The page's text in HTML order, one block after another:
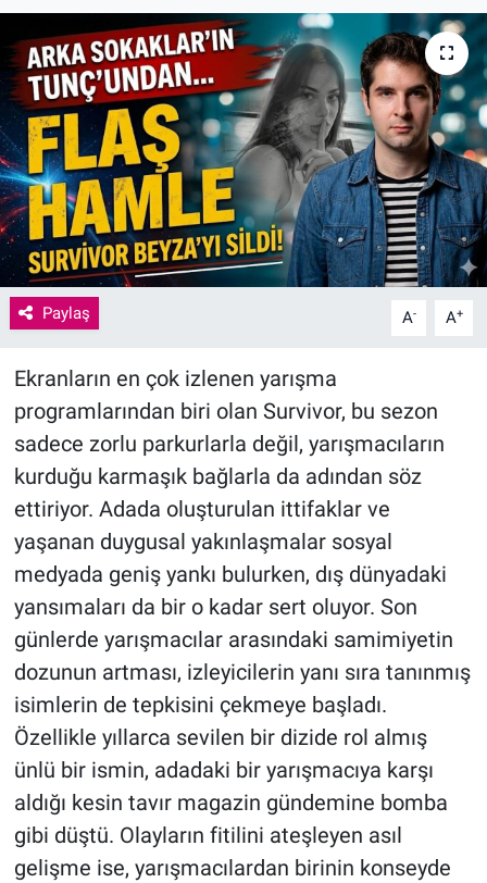
Paylaş A- A+
Ekranların en çok izlenen yarışma
programlarından biri olan Survivor, bu sezon
sadece zorlu parkurlarla değil, yarışmacıların
kurduğu karmaşık bağlarla da adından söz
ettiriyor. Adada oluşturulan ittifaklar ve
yaşanan duygusal yakınlaşmalar sosyal
medyada geniş yankı bulurken, dış dünyadaki
yansımaları da bir o kadar sert oluyor. Son
günlerde yarışmacılar arasındaki samimiyetin
dozunun artması, izleyicilerin yanı sıra tanınmış
isimlerin de tepkisini çekmeye başladı.
Özellikle yıllarca sevilen bir dizide rol almış
ünlü bir ismin, adadaki bir yarışmacıya karşı
aldığı kesin tavır magazin gündemine bomba
gibi düştü. Olayların fitilini ateşleyen asıl
gelişme ise, yarışmacılardan birinin konseyde